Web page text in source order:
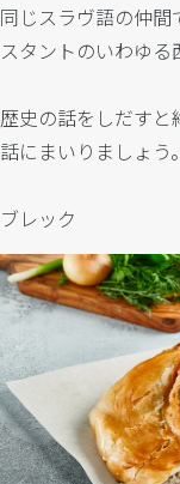
同じスラヴ語の仲
スタントのいわゆる
歴史の話をしだす
話にまいりましょう。
ブレック